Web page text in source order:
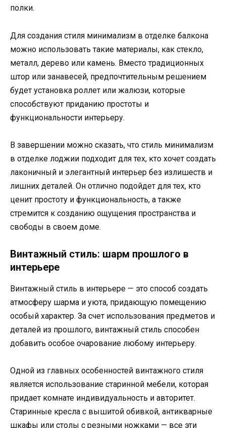
полки.
Для создания стиля минимализм в отделке балкона
можно использовать такие материалы, как стекло,
металл, дерево или камень. Вместо традиционных
штор или занавесей, предпочтительным решением
будет установка роллет или жалюзи, которые
способствуют приданию простоты и
функциональности интерьеру.
В завершении можно сказать, что стиль минимализм
в отделке лоджии подходит для тех, кто хочет создать
лаконичный и элегантный интерьер без излишеств и
лишних деталей. Он отлично подойдет для тех, кто
ценит простоту и функциональность, а также
стремится к созданию ощущения пространства и
свободы в своем доме.
Винтажный стиль: шарм прошлого в
интерьере
Винтажный стиль в интерьере — это способ создать
атмосферу шарма и уюта, придающую помещению
особый характер. За счет использования предметов и
деталей из прошлого, винтажный стиль способен
добавить особое очарование любому интерьеру.
Одной из главных особенностей винтажного стиля
является использование старинной мебели, которая
придает комнате индивидуальность и авторитет.
Старинные кресла с вышитой обивкой, антикварные
шкафы или столы с резными ножками — все эти